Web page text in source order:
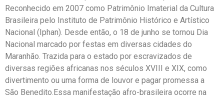
Reconhecido em 2007 como Patrimônio Imaterial da Cultura
Brasileira pelo Instituto de Patrimônio Histórico e Artístico
Nacional (Iphan). Desde então, o 18 de junho se tornou Dia
Nacional marcado por festas em diversas cidades do
Maranhão. Trazida para o estado por escravizados de
diversas regiões africanas nos séculos XVIII e XIX, como
divertimento ou uma forma de louvor e pagar promessa a
São Benedito.Essa manifestação afro-brasileira ocorre na